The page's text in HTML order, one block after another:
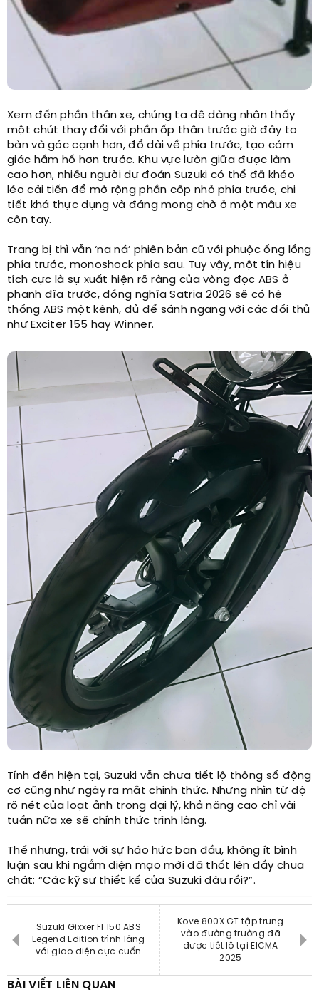
Xem đến phần thân xe, chúng ta dễ dàng nhận thấy
một chút thay đổi với phần ốp thân trước giờ đây to
bản và góc cạnh hơn, đổ dài về phía trước, tạo cảm
giác hầm hố hơn trước. Khu vực lườn giữa được làm
cao hơn, nhiều người dự đoán Suzuki có thể đã khéo
léo cải tiến để mở rộng phần cốp nhỏ phía trước, chi
tiết khá thực dụng và đáng mong chờ ở một mẫu xe
côn tay.
Trang bị thì vẫn ‘na ná’ phiên bản cũ với phuộc ống lồng
phía trước, monoshock phía sau. Tuy vậy, một tín hiệu
tích cực là sự xuất hiện rõ ràng của vòng đọc ABS ở
phanh đĩa trước, đồng nghĩa Satria 2026 sẽ có hệ
thống ABS một kênh, đủ để sánh ngang với các đối thủ
như Exciter 155 hay Winner.
Tính đến hiện tại, Suzuki vẫn chưa tiết lộ thông số động
cơ cũng như ngày ra mắt chính thức. Nhưng nhìn từ độ
rõ nét của loạt ảnh trong đại lý, khả năng cao chỉ vài
tuần nữa xe sẽ chính thức trình làng.
Thế nhưng, trái với sự háo hức ban đầu, không ít bình
luận sau khi ngắm diện mạo mới đã thốt lên đầy chua
chát: “Các kỹ sư thiết kế của Suzuki đâu rồi?”.
Suzuki Gixxer FI 150 ABS
Legend Edition trình làng
với giao diện cực cuốn
Kove 800X GT tập trung
vào đường trường đã
được tiết lộ tại EICMA
2025
BÀI VIẾT LIÊN QUAN